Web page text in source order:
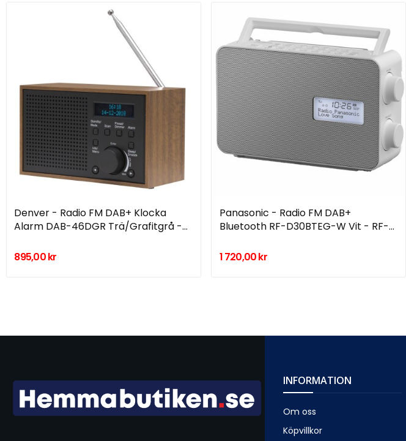
Denver - Radio FM DAB+ Klocka
Alarm DAB-46DGR Trä/Grafitgrå -
895,00 kr
Panasonic - Radio FM DAB+
Bluetooth RF-D30BTEG-W Vit - RF-
1 720,00 kr
INFORMATION
Om oss
Köpvillkor